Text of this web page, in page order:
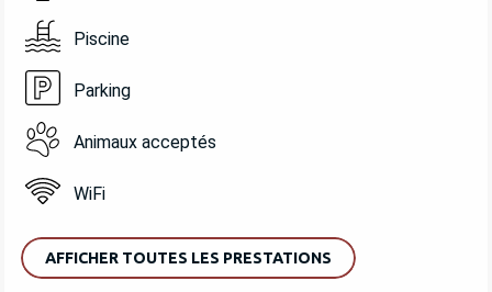
Piscine
Parking
Animaux acceptés
WiFi
AFFICHER TOUTES LES PRESTATIONS